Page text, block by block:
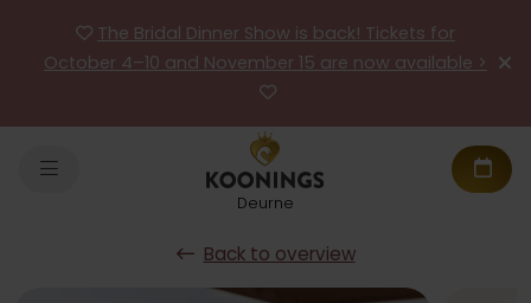
The Bridal Dinner Show is back! Tickets for
October 4–10 and November 15 are now available >
Deurne
Back to overview